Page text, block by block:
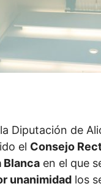
Diputación de
el Consejo
Blanca en el que
unanimidad los